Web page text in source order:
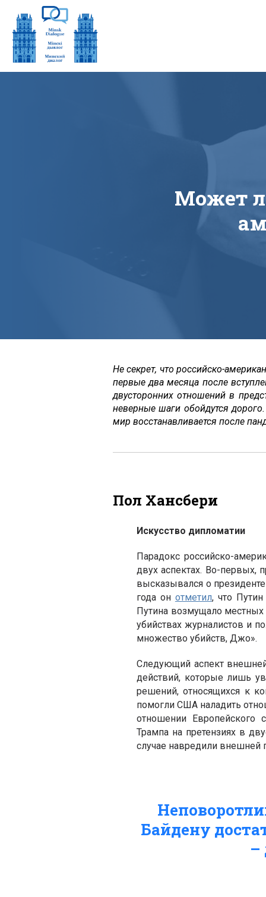
Может
Не секрет, что российско-
первые два месяца после
двусторонних отношений в
неверные шаги обойдутся
мир восстанавливается после
Пол Хансбери
Искусство дипломатии
Парадокс российско-
двух аспектах. Во-первых,
высказывался о
года он отметил, что
Путина возмущало
убийствах журналистов и
множество убийств, Джо».
Следующий аспект
действий, которые лишь
решений, относящихся к
помогли США наладить
отношении Европейского
Трампа на претензиях в
случае навредили
Байдену
–